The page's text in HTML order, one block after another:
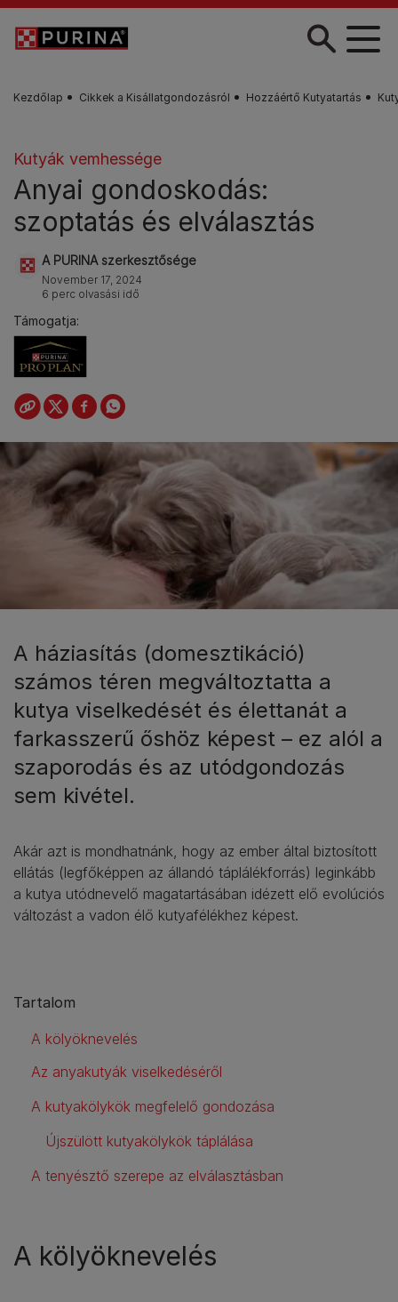
Skip to main content
Kezdőlap Cikkek a Kisállatgondozásról Hozzáértő Kutyatartás
Kutyák vemhessége
Anyai gondoskodás:
szoptatás és elválasztás
A PURINA szerkesztősége
November 17, 2024
6 perc olvasási idő
Támogatja:
A háziasítás (domesztikáció)
számos téren megváltoztatta a
kutya viselkedését és élettanát a
farkasszerű őshöz képest – ez alól a
szaporodás és az utódgondozás
sem kivétel.
Akár azt is mondhatnánk, hogy az ember által biztosított
ellátás (legfőképpen az állandó táplálékforrás) leginkább
a kutya utódnevelő magatartásában idézett elő evolúciós
változást a vadon élő kutyafélékhez képest.
Tartalom
A kölyöknevelés
Az anyakutyák viselkedéséről
A kutyakölykök megfelelő gondozása
Újszülött kutyakölykök táplálása
A tenyésztő szerepe az elválasztásban
A kölyöknevelés